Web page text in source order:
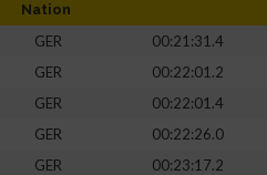
Nation
GER 00:21:31.4
GER
00:22:01.2
GER
00:22:01.4
GER
00:22:26.0
GER
00:23:17.2